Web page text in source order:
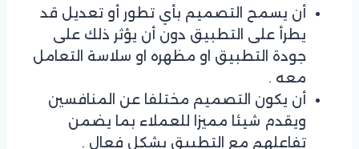
أن يسمح التصميم بأي تطور أو تعديل قد
يطرأ على التطبيق دون أن يؤثر ذلك على
جودة التطبيق او مظهره او سلاسة التعامل
معه .
أن يكون التصميم مختلفا عن المنافسين
ويقدم شيئا مميزا للعملاء بما يضمن
تفاعلهم مع التطبيق بشكل فعال .